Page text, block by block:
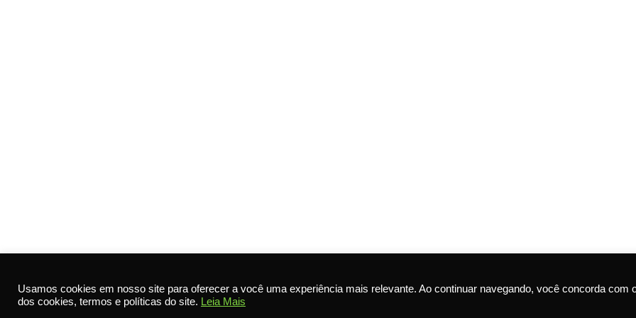
Usamos cookies em nosso site para oferecer a você uma experiência mais relevante. Ao continuar navegando, você concorda com
dos cookies, termos e políticas do site. Leia Mais